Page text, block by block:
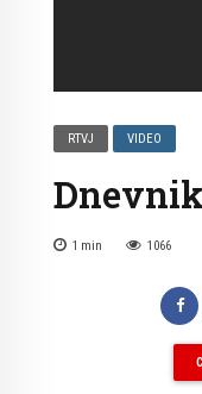
RTVJ VIDEO
Dnevnik
1 min 1066